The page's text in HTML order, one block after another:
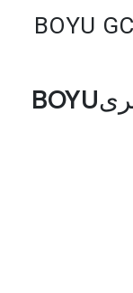
سیفون دستی آکواریوم سریBOYU